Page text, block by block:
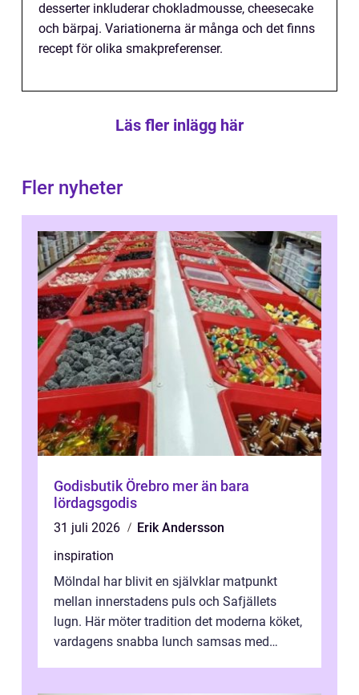
desserter inkluderar chokladmousse, cheesecake
och bärpaj. Variationerna är många och det finns
recept för olika smakpreferenser.
Läs fler inlägg här
Fler nyheter
Godisbutik Örebro mer än bara
lördagsgodis
31 juli 2026
Erik Andersson
inspiration
Mölndal har blivit en självklar matpunkt
mellan innerstadens puls och Safjällets
lugn. Här möter tradition det moderna köket,
vardagens snabba lunch samsas med